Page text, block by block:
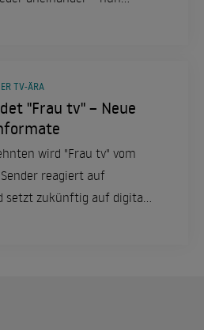
TV-ÄRA
"Frau tv" – Neue
wird "Frau tv" vom
reagiert auf
setzt zukünftig auf digitale
und Emanzipation